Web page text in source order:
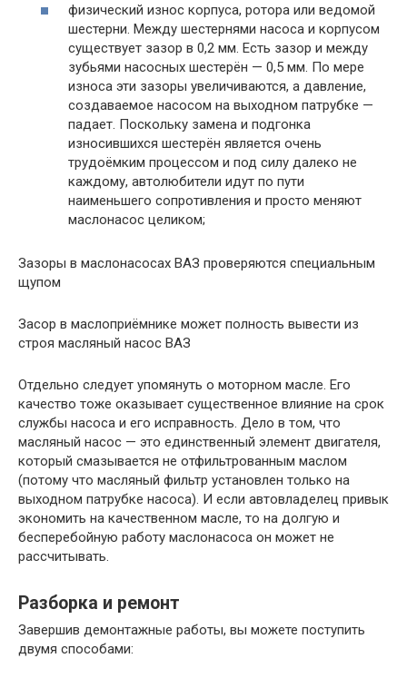
физический износ корпуса, ротора или ведомой
шестерни. Между шестернями насоса и корпусом
существует зазор в 0,2 мм. Есть зазор и между
зубьями насосных шестерён — 0,5 мм. По мере
износа эти зазоры увеличиваются, а давление,
создаваемое насосом на выходном патрубке —
падает. Поскольку замена и подгонка
износившихся шестерён является очень
трудоёмким процессом и под силу далеко не
каждому, автолюбители идут по пути
наименьшего сопротивления и просто меняют
маслонасос целиком;
Зазоры в маслонасосах ВАЗ проверяются специальным
щупом
Засор в маслоприёмнике может полность вывести из
строя масляный насос ВАЗ
Отдельно следует упомянуть о моторном масле. Его
качество тоже оказывает существенное влияние на срок
службы насоса и его исправность. Дело в том, что
масляный насос — это единственный элемент двигателя,
который смазывается не отфильтрованным маслом
(потому что масляный фильтр установлен только на
выходном патрубке насоса). И если автовладелец привык
экономить на качественном масле, то на долгую и
бесперебойную работу маслонасоса он может не
рассчитывать.
Разборка и ремонт
Завершив демонтажные работы, вы можете поступить
двумя способами: